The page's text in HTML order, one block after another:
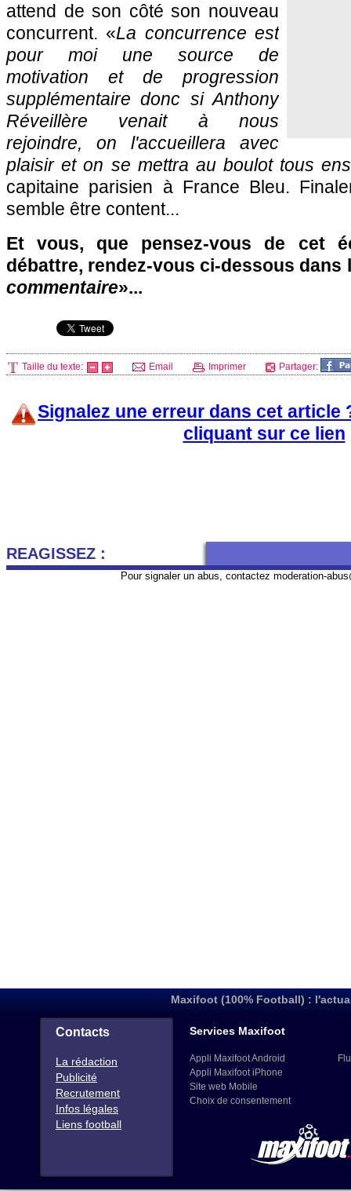
attend de son côté son nouveau
concurrent. «La concurrence est
pour moi une source de
motivation et de progression
supplémentaire donc si Anthony
Réveillère venait à nous
rejoindre, on l'accueillera avec
plaisir et on se mettra au boulot tous
capitaine parisien à France Bleu.
semble être content...
Et vous, que pensez-vous de cet
débattre, rendez-vous ci-dessous dans
commentaire»...
Taille du texte: Email Imprimer Partager:
Signalez une erreur dans cet article
cliquant sur ce lien
REAGISSEZ :
Pour signaler un abus, contactez moderation-
Maxifoot (100% Football) :
Contacts
La rédaction
Publicité
Recrutement
Infos légales
Liens football
Services Maxifoot
Appli Maxifoot Android
Appli Maxifoot iPhone
Site web Mobile
Choix de consentement